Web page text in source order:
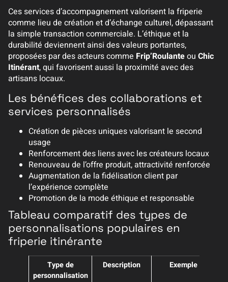
Ces services d’accompagnement valorisent la friperie
comme lieu de création et d’échange culturel, dépassant
la simple transaction commerciale. L’éthique et la
durabilité deviennent ainsi des valeurs portantes,
proposées par des acteurs comme Frip’Roulanteou Chic
Itinérant, qui favorisent aussi la proximité avec des
artisans locaux.
Les bénéfices des collaborations et
services personnalisés
Création de pièces uniques valorisant le second
usage
Renforcement des liens avec les créateurs locaux
Renouveau de l’offre produit, attractivité renforcée
Augmentation de la fidélisation client par
l’expérience complète
Promotion de la mode éthique et responsable
Tableau comparatif des types de
personnalisations populaires en
friperie itinérante
Type de
personnalisation
Description Exemple